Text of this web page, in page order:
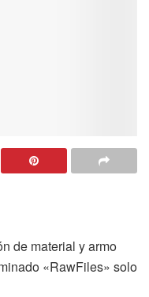
de material y armo
«RawFiles» solo